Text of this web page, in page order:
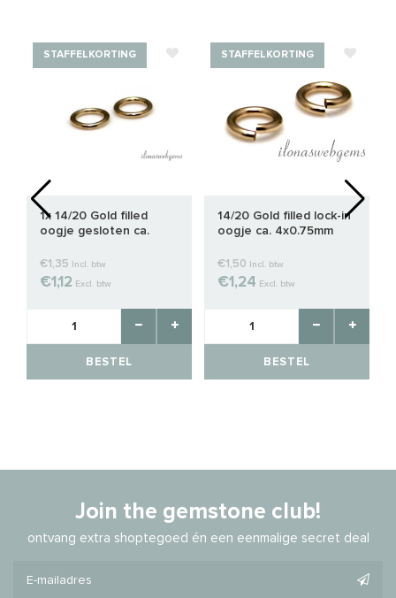
STAFFELKORTING
1x 14/20 Gold filled
oogje gesloten ca.
€1,35 Incl. btw
€1,12 Excl. btw
BESTEL
STAFFELKORTING
14/20 Gold filled lock-in
oogje ca. 4x0.75mm
€1,50 Incl. btw
€1,24 Excl. btw
BESTEL
Join the gemstone club!
ontvang extra shoptegoed én een eenmalige secret deal